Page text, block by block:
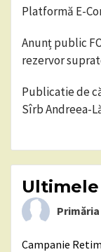
Platformă E-
Anunț public
rezervor
Publicatie de
Sîrb Andreea-
Campanie